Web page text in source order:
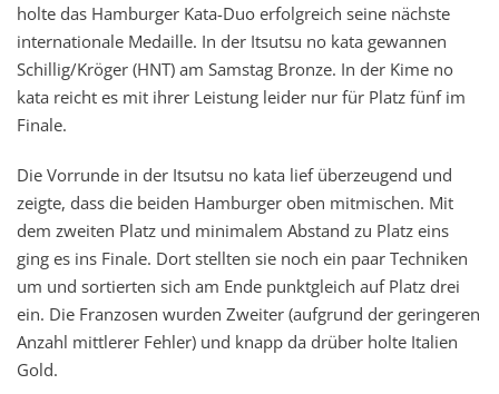
holte das Hamburger Kata-Duo erfolgreich seine nächste
internationale Medaille. In der Itsutsu no kata gewannen
Schillig/Kröger (HNT) am Samstag Bronze. In der Kime no
kata reicht es mit ihrer Leistung leider nur für Platz fünf im
Finale.
Die Vorrunde in der Itsutsu no kata lief überzeugend und
zeigte, dass die beiden Hamburger oben mitmischen. Mit
dem zweiten Platz und minimalem Abstand zu Platz eins
ging es ins Finale. Dort stellten sie noch ein paar Techniken
um und sortierten sich am Ende punktgleich auf Platz drei
ein. Die Franzosen wurden Zweiter (aufgrund der geringeren
Anzahl mittlerer Fehler) und knapp da drüber holte Italien
Gold.